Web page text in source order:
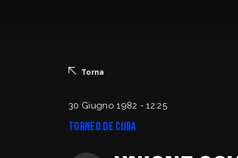
La Federazione
Ticketing
Regolamenti
Torna
30 Giugno 1982 - 12:25
Torneo de Cuba